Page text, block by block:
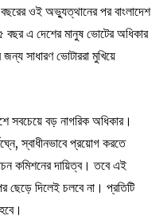
ওই অভ্যুত্থানের পর বাংলাদেশ
বছর এ দেশের মানুষ ভোটের অধিকার
সাধারণ ভোটাররা মুখিয়ে
সবচেয়ে বড় নাগরিক অধিকার।
স্বাধীনভাবে প্রয়োগ করতে
কমিশনের দায়িত্ব। তবে এই
ছেড়ে দিলেই চলবে না। প্রতিটি